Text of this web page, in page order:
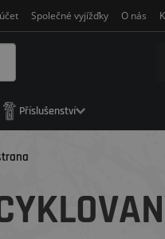
Společné vyjížďky O nás
Příslušenství